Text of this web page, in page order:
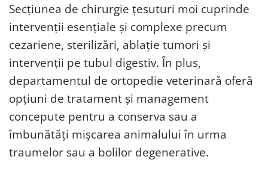
Secțiunea de chirurgie țesuturi moi cuprinde
intervenții esențiale și complexe precum
cezariene, sterilizări, ablație tumori și
intervenții pe tubul digestiv. În plus,
departamentul de ortopedie veterinară oferă
opțiuni de tratament și management
concepute pentru a conserva sau a
îmbunătăți mișcarea animalului în urma
traumelor sau a bolilor degenerative.